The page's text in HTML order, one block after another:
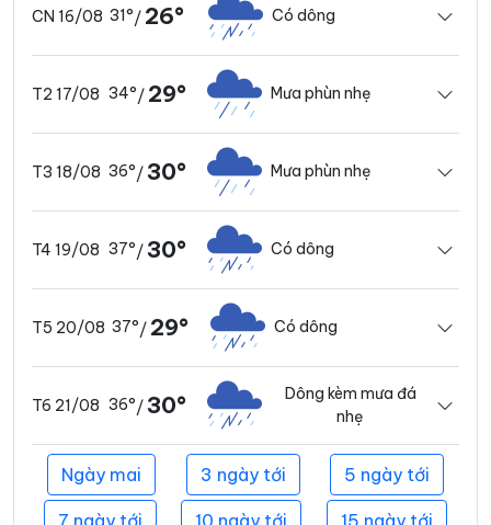
CN 16/08 31°/ 26° Có dông
T2 17/08 34°/ 29° Mưa phùn nhẹ
T3 18/08 36°/30° Mưa phùn nhẹ
T4 19/08 37°/30° Có dông
T5 20/08 37°/ 29° Có dông
T6 21/08 36°/30°
Dông kèm mưa đá
nhẹ
Ngày mai 3 ngày tới 5 ngày tới
7 ngày tới 10 ngày tới 15 ngày tới